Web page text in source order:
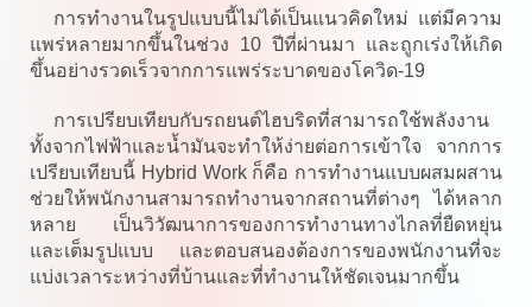
การทำงานในรูปแบบนี้ไม่ได้เป็นแนวคิดใหม่ แต่มีความ
แพร่หลายมากขึ้นในช่วง 10 ปีที่ผ่านมา และถูกเร่งให้เกิด
ขึ้นอย่างรวดเร็วจากการแพร่ระบาดของโควิด-19
การเปรียบเทียบกับรถยนต์ไฮบริดที่สามารถใช้พลังงาน
ทั้งจากไฟฟ้าและน้ำมันจะทำให้ง่ายต่อการเข้าใจ จากการ
เปรียบเทียบนี้ Hybrid Work ก็คือ การทำงานแบบผสมผสาน
ช่วยให้พนักงานสามารถทำงานจากสถานที่ต่างๆ ได้หลาก
หลาย เป็นวิวัฒนาการของการทำงานทางไกลที่ยืดหยุ่น
และเต็มรูปแบบ และตอบสนองต้องการของพนักงานที่จะ
แบ่งเวลาระหว่างที่บ้านและที่ทำงานให้ชัดเจนมากขึ้น